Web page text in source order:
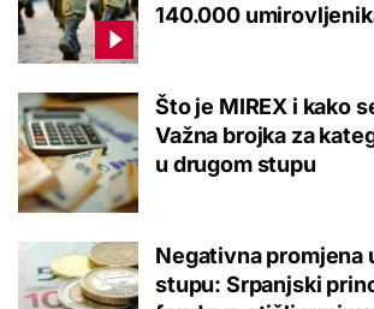
140.000
Što je MIREX i kako
Važna brojka za
u drugom stupu
Negativna promjena
stupu: Srpanjski